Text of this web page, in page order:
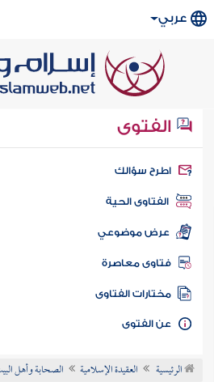
عربي
الفتوى
سؤالك
الفتاوى الحية
عرض موضوعي
فتاوى معاصرة
مختارات الفتاوى
الفتوى
الرئيسية العقيدة الإسلامية الصحابة وأهل